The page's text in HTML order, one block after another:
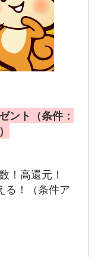
ント（条件：
！高還元！
る！（条件ア